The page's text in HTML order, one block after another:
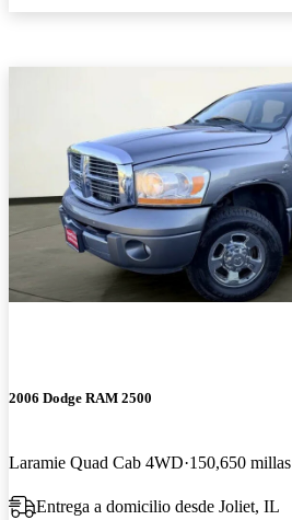
2006 Dodge RAM 2500
Laramie Quad Cab 4WD 150,650 millas
Entrega a domicilio desde Joliet, IL